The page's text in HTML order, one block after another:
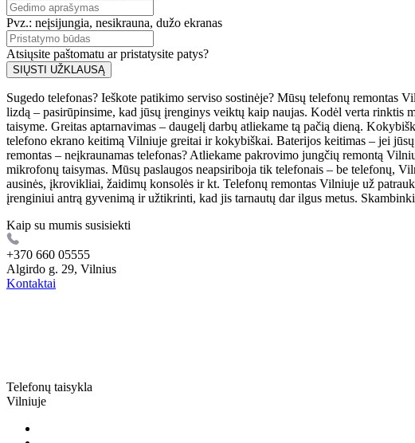
Pvz.: neįsijungia, nesikrauna, dužo ekranas
Atsiųsite paštomatu ar pristatysite patys?
SIŲSTI UŽKLAUSĄ
Sugedo telefonas? Ieškote patikimo serviso sostinėje? Mūsų telefonų remontas
lizdą – pasirūpinsime, kad jūsų įrenginys veiktų kaip naujas. Kodėl verta rinktis
taisyme. Greitas aptarnavimas – daugelį darbų atliekame tą pačią dieną.
telefono ekrano keitimą Vilniuje greitai ir kokybiškai. Baterijos keitimas – jei
remontas – neįkraunamas telefonas? Atliekame pakrovimo jungčių remontą
mikrofonų taisymas. Mūsų paslaugos neapsiriboja tik telefonais – be telefonų,
ausinės, įkrovikliai, žaidimų konsolės ir kt. Telefonų remontas Vilniuje už
įrenginiui antrą gyvenimą ir užtikrinti, kad jis tarnautų dar ilgus metus.
Kaip su mumis susisiekti
+370 660 05555
Algirdo g. 29, Vilnius
Kontaktai
Telefonų taisykla
Vilniuje